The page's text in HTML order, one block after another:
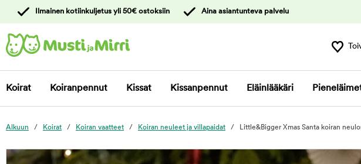
asiakaspalveluun
Ilmainen kotiinkuljetus yli 50€ ostoksiin Aina asiantunteva palvelu
Koirat Koiranpennut Kissat Kissanpennut Eläinlääkäri
Alkuun Koirat Koiran vaatteet Koiran neuleet ja villapaidat Little&Bigger Xmas Santa koiran
foo